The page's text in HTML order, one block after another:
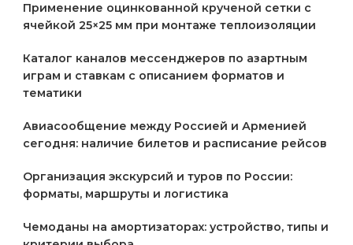
Применение оцинкованной крученой сетки с
ячейкой 25×25 мм при монтаже теплоизоляции
Каталог каналов мессенджеров по азартным
играм и ставкам с описанием форматов и
тематики
Авиасообщение между Россией и Арменией
сегодня: наличие билетов и расписание рейсов
Организация экскурсий и туров по России:
форматы, маршруты и логистика
Чемоданы на амортизаторах: устройство, типы и